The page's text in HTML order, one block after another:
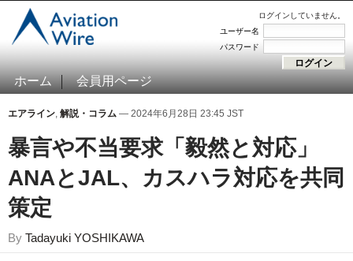
ログインしていません。
ユーザー名
パスワード
ホーム 会員用ページ
エアライン, 解説・コラム — 2024年6月28日 23:45 JST
暴言や不当要求「毅然と対応」
ANAとJAL、カスハラ対応を共同
策定
By Tadayuki YOSHIKAWA